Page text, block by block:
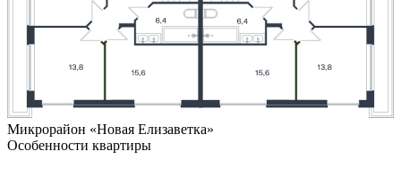
Микрорайон «Новая Елизаветка»
Особенности квартиры